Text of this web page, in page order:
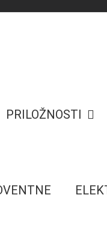
PRILOŽNOSTI